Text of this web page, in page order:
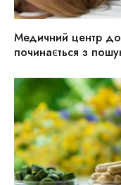
Медичний центр
починається з